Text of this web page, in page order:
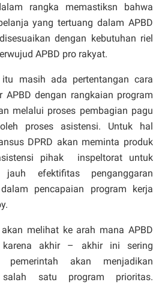
rangka memastiksn bahwa
yang tertuang dalam APBD
dengan kebutuhan riel
APBD pro rakyat.
itu masih ada pertentangan cara
APBD dengan rangkaian program
melalui proses pembagian pagu
proses asistensi. Untuk hal
DPRD akan meminta produk
pihak inspeltorat untuk
jauh efektifitas penganggaran
pencapaian program kerja
melihat ke arah mana APBD
karena akhir – akhir ini sering
pemerintah akan menjadikan
satu program prioritas.